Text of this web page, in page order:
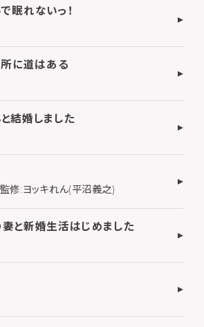
眠れないっ！
所に道はある
結婚しました
修:ヨッキれん(平沼義之)
と新婚生活はじめました